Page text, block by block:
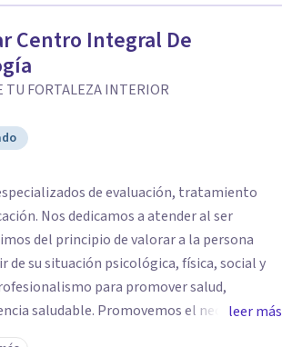
Centro Integral De
TU FORTALEZA INTERIOR
de evaluación, tratamiento
al ser
del principio de valorar a la persona
su situación psicológica, física, social y
para promover salud,
saludable. Promovemos el necesario
humanos de cada uno de las personas con
leer más